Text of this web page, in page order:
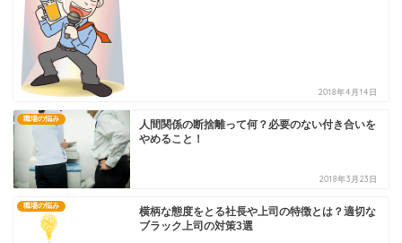
2018年4月14日
職場の悩み
人間関係の断捨離って何？必要のない付き合いを
やめること！
2018年3月23日
職場の悩み
横柄な態度をとる社長や上司の特徴とは？適切な
ブラック上司の対策3選